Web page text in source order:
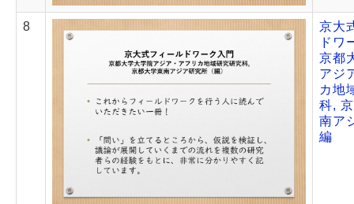
8
京大
ドワ
京都
アジ
カ地
科,
南ア
編